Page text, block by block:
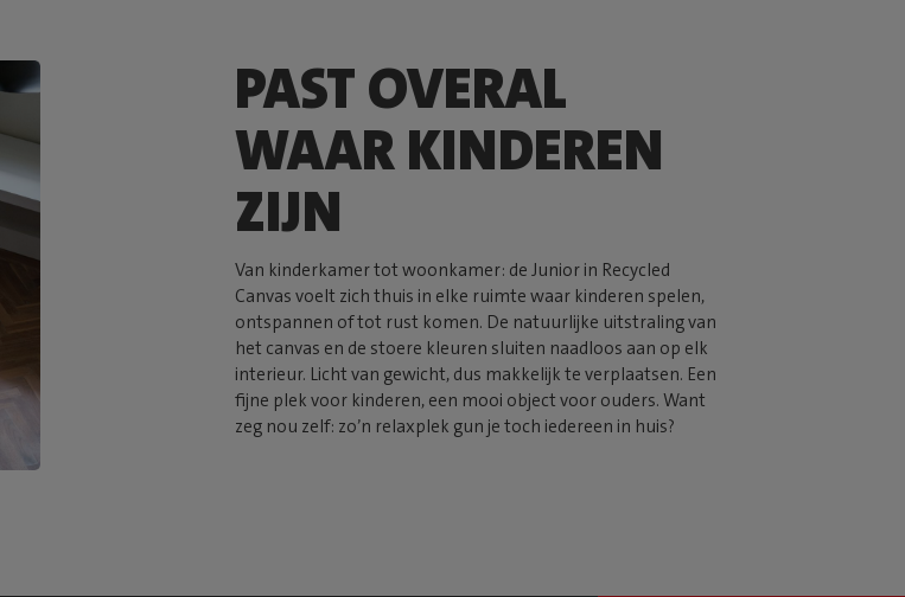
PAST OVERAL
WAAR KINDEREN
ZIJN
Van kinderkamer tot woonkamer: de Junior in Recycled
Canvas voelt zich thuis in elke ruimte waar kinderen spelen,
ontspannen of tot rust komen. De natuurlijke uitstraling van
het canvas en de stoere kleuren sluiten naadloos aan op elk
interieur. Licht van gewicht, dus makkelijk te verplaatsen. Een
fijne plek voor kinderen, een mooi object voor ouders. Want
zeg nou zelf: zo’n relaxplek gun je toch iedereen in huis?